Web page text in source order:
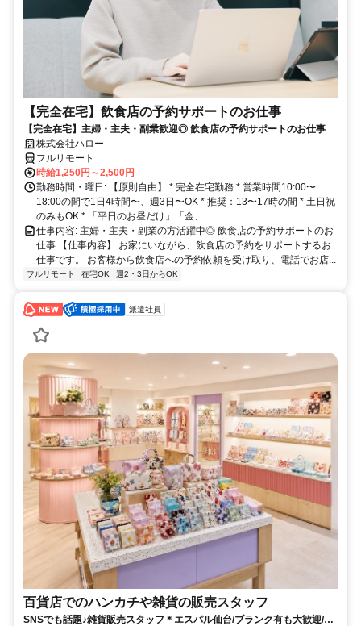
【完全在宅】飲食店の予約サポートのお仕事
【完全在宅】主婦・主夫・副業歓迎◎ 飲食店の予約サポートのお仕事
株式会社ハロー
フルリモート
時給1,250円～2,500円
勤務時間・曜日: 【原則自由】 * 完全在宅勤務 * 営業時間10:00〜
18:00の間で1日4時間〜、週3日〜OK * 推奨：13〜17時の間 * 土日祝
のみもOK * 「平日のお昼だけ」「金、...
仕事内容: 主婦・主夫・副業の方活躍中◎ 飲食店の予約サポートのお
仕事 【仕事内容】 お家にいながら、飲食店の予約をサポートするお
仕事です。 お客様から飲食店への予約依頼を受け取り、電話でお店...
フルリモート 在宅OK 週2・3日からOK
派遣社員
百貨店でのハンカチや雑貨の販売スタッフ
SNSでも話題♪雑貨販売スタッフ＊エスパル仙台/ブランク有も大歓迎/駅